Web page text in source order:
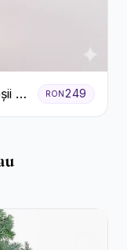
și
RON249